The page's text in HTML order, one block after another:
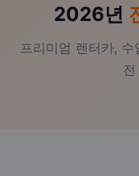
2026년
프리미엄 렌터카, 수